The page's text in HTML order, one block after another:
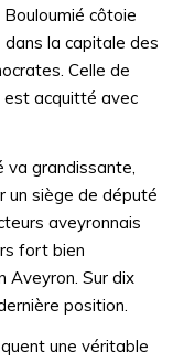
côtoie
la capitale des
Celle de
est acquitté avec
grandissante,
un siège de député
aveyronnais
fort bien
Aveyron. Sur dix
position.
une véritable